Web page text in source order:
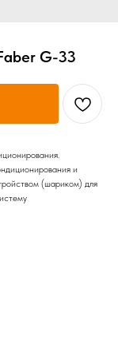
G-33
и
(шариком) для